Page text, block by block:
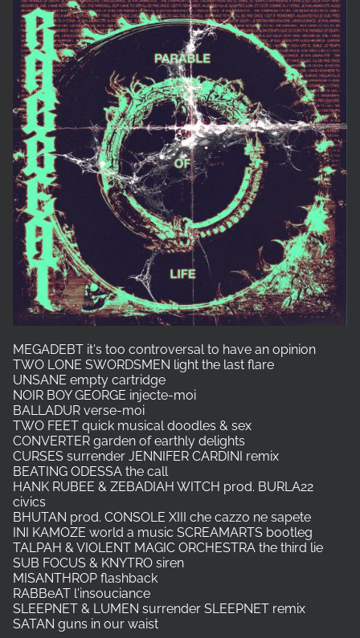
MEGADEBT it's too controversal to have an opinion
TWO LONE SWORDSMEN light the last flare
UNSANE empty cartridge
NOIR BOY GEORGE injecte-moi
BALLADUR verse-moi
TWO FEET quick musical doodles & sex
CONVERTER garden of earthly delights
CURSES surrender JENNIFER CARDINI remix
BEATING ODESSA the call
HANK RUBEE & ZEBADIAH WITCH prod. BURLA22
civics
BHUTAN prod. CONSOLE XIII che cazzo ne sapete
INI KAMOZE world a music SCREAMARTS bootleg
TALPAH & VIOLENT MAGIC ORCHESTRA the third lie
SUB FOCUS & KNYTRO siren
MISANTHROP flashback
RABBeAT l'insouciance
SLEEPNET & LUMEN surrender SLEEPNET remix
SATAN guns in our waist